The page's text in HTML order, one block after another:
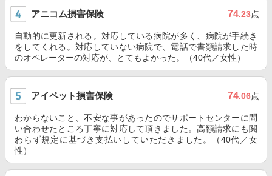
アニコム損害保険 74.23点
自動的に更新される。対応している病院が多く、病院が手続き
をしてくれる。対応していない病院で、電話で書類請求した時
のオペレーターの対応が、とてもよかった。（40代／女性）
アイペット損害保険 74.06点
わからないこと、不安な事があったのでサポートセンターに問
い合わせたところ丁寧に対応して頂きました。高額請求にも関
わらず規定に基づき支払いしていただきました。（40代／女
性）